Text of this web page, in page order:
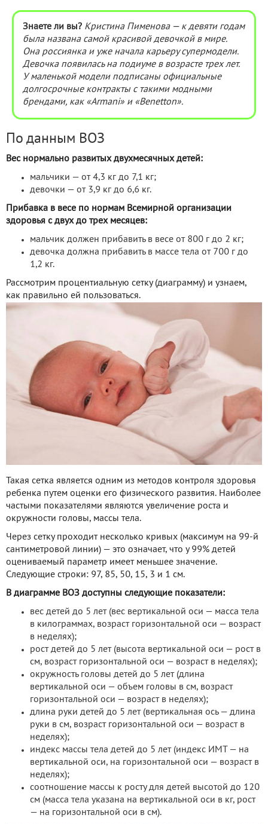
Знаете ли вы? Кристина Пименова — к девяти годам
была названа самой красивой девочкой в мире.
Она россиянка и уже начала карьеру супермодели.
Девочка появилась на подиуме в возрасте трех лет.
У маленькой модели подписаны официальные
долгосрочные контракты с такими модными
брендами, как «Armani» и «Benetton».
По данным ВОЗ
Вес нормально развитых двухмесячных детей:
мальчики — от 4,3 кг до 7,1 кг;
девочки — от 3,9 кг до 6,6 кг.
Прибавка в весе по нормам Всемирной организации
здоровья с двух до трех месяцев:
мальчик должен прибавить в весе от 800 г до 2 кг;
девочка должна прибавить в массе тела от 700 г до
1,2 кг.
Рассмотрим процентиальную сетку (диаграмму) и узнаем,
как правильно ей пользоваться.
Такая сетка является одним из методов контроля здоровья
ребенка путем оценки его физического развития. Наиболее
частыми показателями являются увеличение роста и
окружности головы, массы тела.
Через сетку проходит несколько кривых (максимум на 99-й
сантиметровой линии) — это означает, что у 99% детей
оцениваемый параметр имеет меньшее значение.
Следующие строки: 97, 85, 50, 15, 3 и 1 см.
В диаграмме ВОЗ доступны следующие показатели:
вес детей до 5 лет (вес вертикальной оси — масса тела
в килограммах, возраст горизонтальной оси — возраст
в неделях);
рост детей до 5 лет (высота вертикальной оси — рост в
см, возраст горизонтальной оси — возраст в неделях);
окружность головы детей до 5 лет (длина
вертикальной оси — объем головы в см, возраст
горизонтальной оси — возраст в неделях);
длина руки детей до 5 лет (вертикальная ось — длина
руки в см, возраст горизонтальной оси — возраст в
неделях);
индекс массы тела детей до 5 лет (индекс ИМТ — на
вертикальной оси, на горизонтальной оси — возраст в
неделях);
соотношение массы к росту для детей высотой до 120
см (масса тела указана на вертикальной оси в кг, рост
— на горизонтальной оси в см).